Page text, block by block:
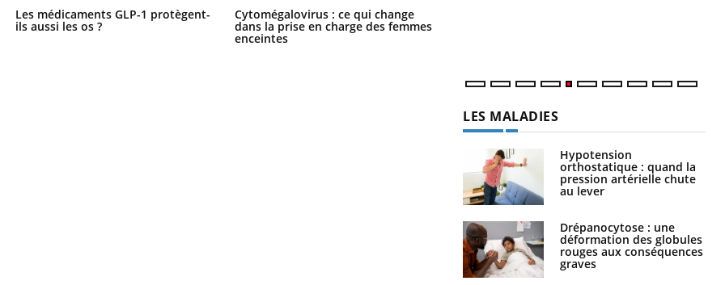
Les médicaments GLP-1 protègent-
ils aussi les os ?
Cytomégalovirus : ce qui change
dans la prise en charge des femmes
enceintes
LES MALADIES
Hypotension
orthostatique : quand la
pression artérielle chute
au lever
Drépanocytose : une
déformation des globules
rouges aux conséquences
graves